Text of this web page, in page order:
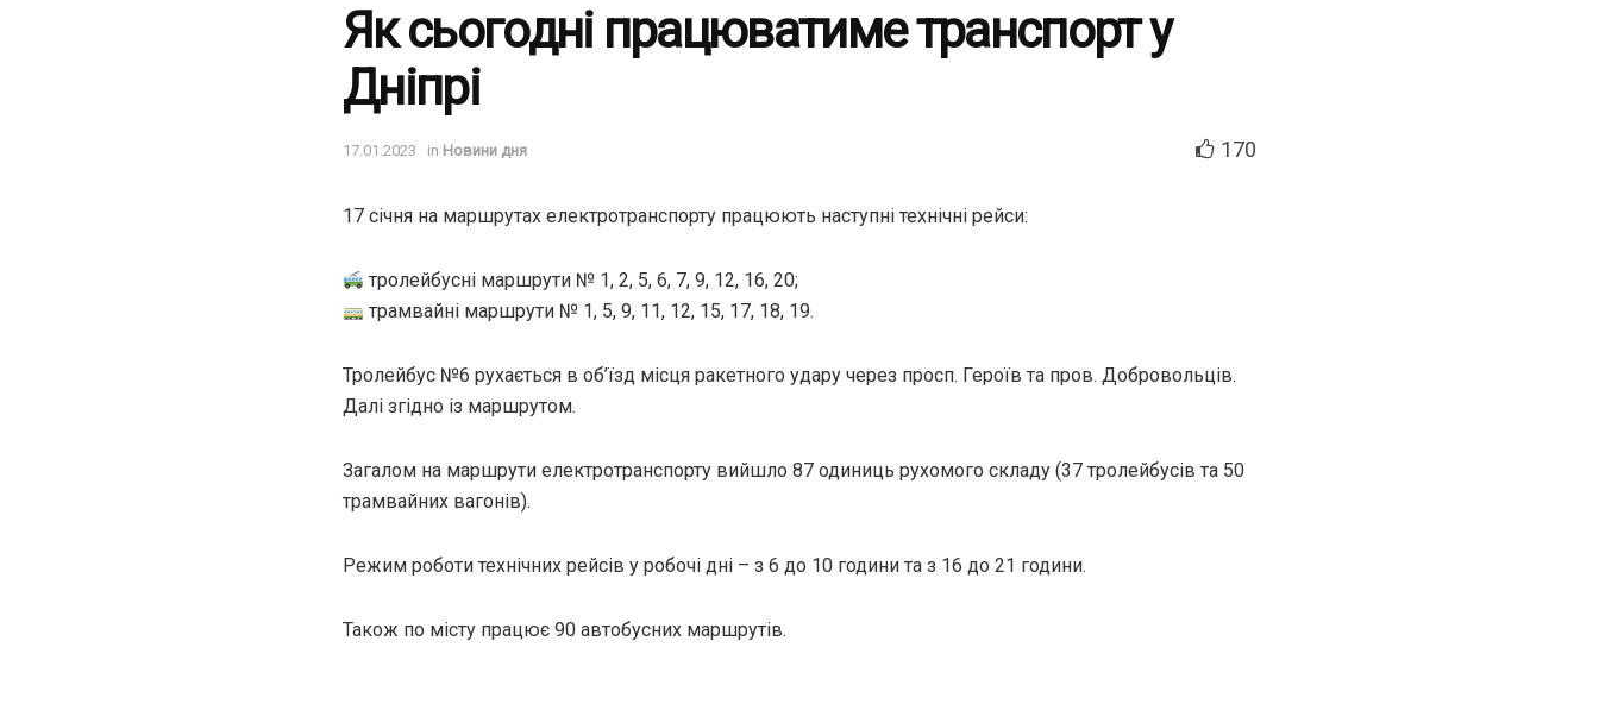
Як сьогодні працюватиме транспорт у
Дніпрі
17.01.2023 in Новини дня 170
17 січня на маршрутах електротранспорту працюють наступні технічні рейси:
тролейбусні маршрути № 1, 2, 5, 6, 7, 9, 12, 16, 20;
трамвайні маршрути № 1, 5, 9, 11, 12, 15, 17, 18, 19.
Тролейбус №6 рухається в об’їзд місця ракетного удару через просп. Героїв та пров. Добровольців.
Далі згідно із маршрутом.
Загалом на маршрути електротранспорту вийшло 87 одиниць рухомого складу (37 тролейбусів та 50
трамвайних вагонів).
Режим роботи технічних рейсів у робочі дні – з 6 до 10 години та з 16 до 21 години.
Також по місту працює 90 автобусних маршрутів.